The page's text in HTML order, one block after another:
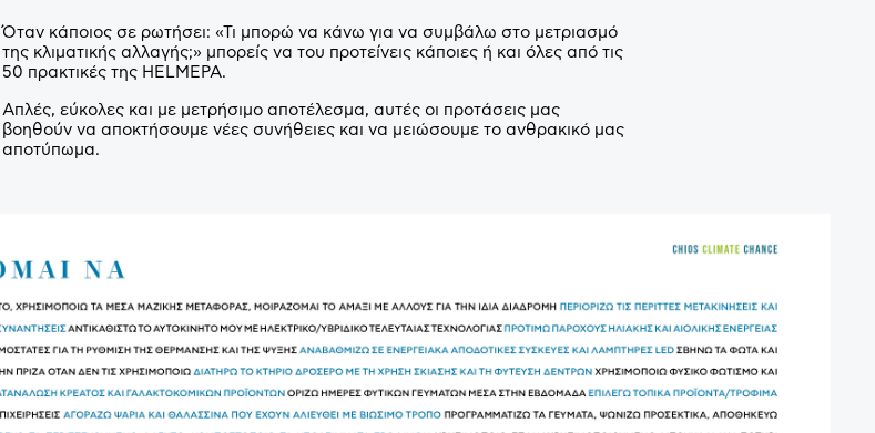
Όταν κάποιος σε ρωτήσει: «Τι μπορώ να κάνω για να συμβάλω στο μετριασμό
της κλιματικής αλλαγής;» μπορείς να του προτείνεις κάποιες ή και όλες από τις
50 πρακτικές της HELMEPA.
Απλές, εύκολες και με μετρήσιμο αποτέλεσμα, αυτές οι προτάσεις μας
βοηθούν να αποκτήσουμε νέες συνήθειες και να μειώσουμε το ανθρακικό μας
αποτύπωμα.